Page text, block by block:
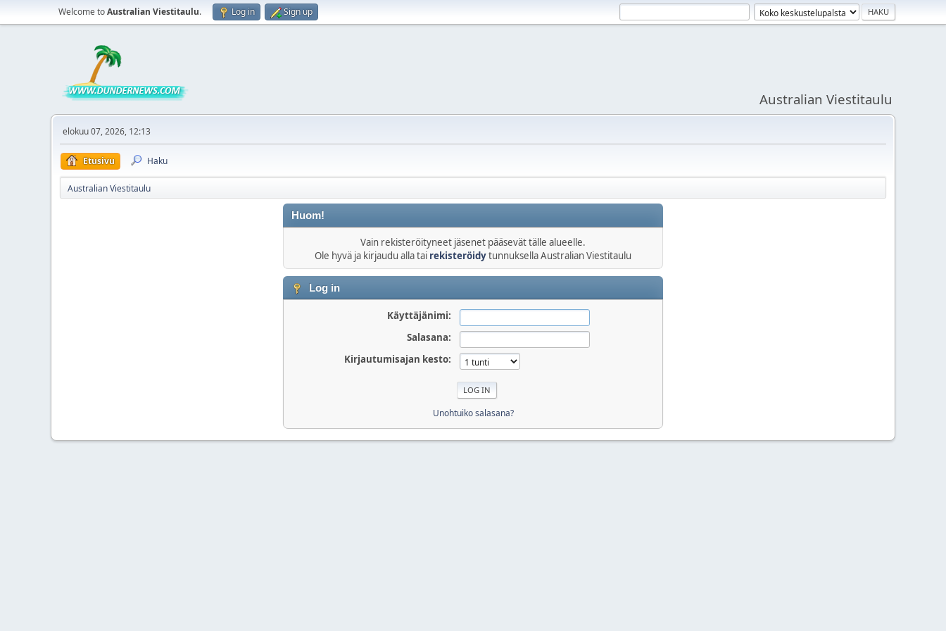
Welcome toAustralian Viestitaulu. Log in Sign up
Australian Viestitaulu
elokuu 07, 2026, 12:13
Etusivu Haku
Australian Viestitaulu
Huom!
Vain rekisteröityneet jäsenet pääsevät tälle alueelle.
Ole hyvä ja kirjaudu alla tai rekisteröidytunnuksella Australian Viestitaulu
Log in
Käyttäjänimi:
Salasana:
Kirjautumisajan kesto:
Unohtuiko salasana?